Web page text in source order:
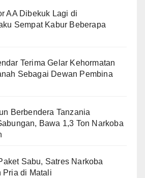
AA Dibekuk Lagi di
Sempat Kabur Beberapa
Terima Gelar Kehormatan
Sebagai Dewan Pembina
Berbendera Tanzania
Bawa 1,3 Ton Narkoba
Sabu, Satres Narkoba
Pria di Matali